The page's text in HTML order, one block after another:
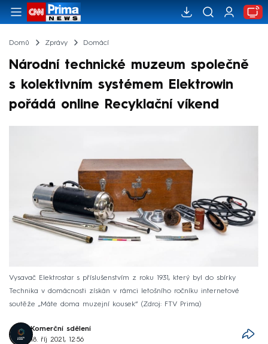
Domů Zprávy Domácí
Národní technické muzeum společně
s kolektivním systémem Elektrowin
pořádá online Recyklační víkend
Vysavač Elektrostar s příslušenstvím z roku 1931, který byl do sbírky
Technika v domácnosti získán v rámci letošního ročníku internetové
soutěže „Máte doma muzejní kousek“
Zdroj: FTV Prima
Komerční sdělení
18. říj 2021, 12:56